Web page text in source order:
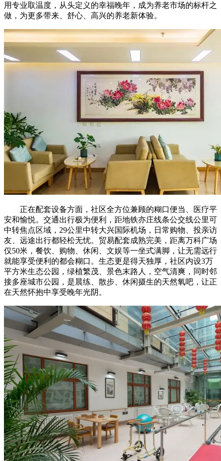
用专业取温度，从头定义的幸福晚年，成为养老市场的标杆之
做，为更多带来、舒心、高兴的养老新体验。
正在配套设备方面，社区全方位兼顾的糊口便当、医疗平
安和愉悦。交通出行极为便利，距地铁亦庄线条公交线公里可
中转焦点区域，29公里中转大兴国际机场，日常购物、投亲访
友、远途出行都轻松无忧。贸易配套成熟完美，距离万科广场
仅50米，餐饮、购物、休闲、文娱等一坐式满脚，让无需远行
就能享受便利的都会糊口。生态更是得天独厚，社区内设3万
平方米生态公园，绿植繁茂、景色末路人，空气清爽，同时邻
接多座城市公园，是晨练、散步、休闲摄生的天然氧吧，让正
在天然怀抱中享受晚年光阴。